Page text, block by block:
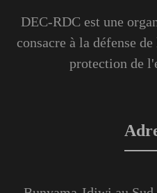
DEC-RDC est une
consacre à la défense
protection de